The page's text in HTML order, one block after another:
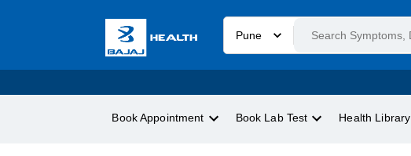
Pune
Book Appointment Book Lab Test Health Library